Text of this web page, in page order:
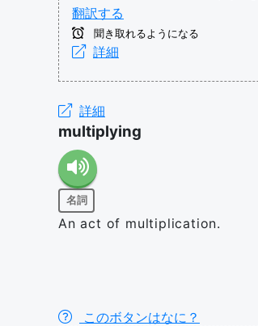
翻訳する
聞き取れるようになる
詳細
詳細
multiplying
名詞
An act of multiplication.
このボタンはなに？